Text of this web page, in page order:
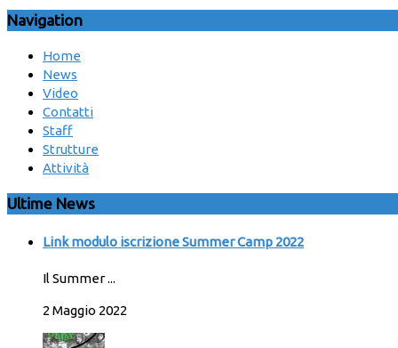
Navigation
Home
News
Video
Contatti
Staff
Strutture
Attività
Ultime News
Link modulo iscrizione Summer Camp 2022
Il Summer ...
2 Maggio 2022